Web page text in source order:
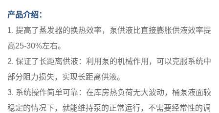
产品介绍：
1. 提高了蒸发器的换热效率，泵供液比直接膨胀供液效率提
高25-30%左右。
2. 保证了长距离供液：利用泵的机械作用，可以克服系统中
部分阻力损失，实现长距离供液。
3. 系统操作简单可靠：在库房热负荷无大波动，桶泵液面较
稳定的情况下，就能维持泵的正常运行，不需要经常性的调